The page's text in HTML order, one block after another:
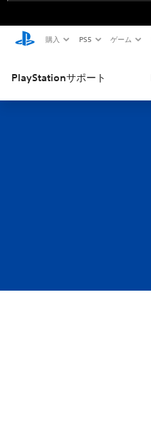
購入 PS5 ゲーム
PlayStationサポート